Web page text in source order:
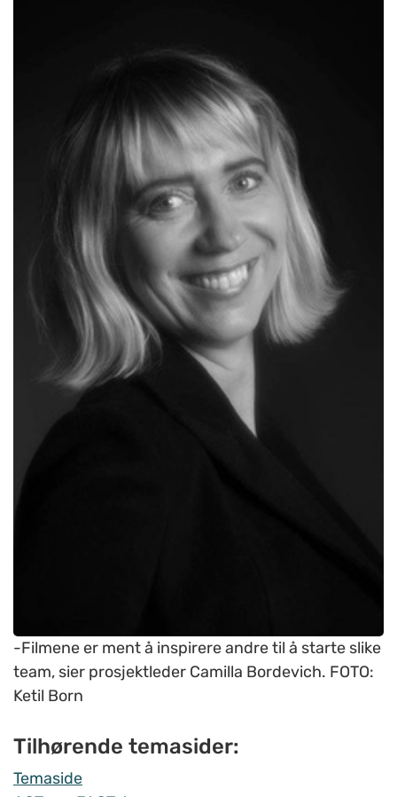
-Filmene er ment å inspirere andre til å starte slike
team, sier prosjektleder Camilla Bordevich. FOTO:
Ketil Born
Tilhørende temasider:
Temaside